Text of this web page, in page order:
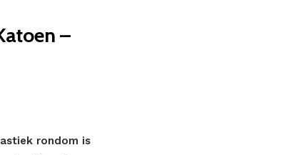
–
rondom is